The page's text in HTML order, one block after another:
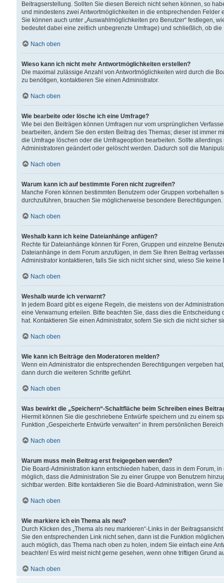
Beitragserstellung. Sollten Sie diesen Bereich nicht sehen können, so
und mindestens zwei Antwortmöglichkeiten in die entsprechenden
Sie können auch unter „Auswahlmöglichkeiten pro Benutzer“ festlegen,
bedeutet dabei eine zeitlich unbegrenzte Umfrage) und schließlich, ob
Nach oben
Wieso kann ich nicht mehr Antwortmöglichkeiten erstellen?
Die maximal zulässige Anzahl von Antwortmöglichkeiten wird durch die
zu benötigen, kontaktieren Sie einen Administrator.
Nach oben
Wie bearbeite oder lösche ich eine Umfrage?
Wie bei den Beiträgen können Umfragen nur vom ursprünglichen
bearbeiten, ändern Sie den ersten Beitrag des Themas; dieser ist immer
die Umfrage löschen oder die Umfrageoption bearbeiten. Sollte
Administratoren geändert oder gelöscht werden. Dadurch soll die
Nach oben
Warum kann ich auf bestimmte Foren nicht zugreifen?
Manche Foren können bestimmten Benutzern oder Gruppen
durchzuführen, brauchen Sie möglicherweise besondere
Nach oben
Weshalb kann ich keine Dateianhänge anfügen?
Rechte für Dateianhänge können für Foren, Gruppen und einzelne
Dateianhänge in dem Forum anzufügen, in dem Sie Ihren Beitrag
Administrator kontaktieren, falls Sie sich nicht sicher sind, wieso Sie
Nach oben
Weshalb wurde ich verwarnt?
In jedem Board gibt es eigene Regeln, die meistens von der
eine Verwarnung erteilen. Bitte beachten Sie, dass dies die
hat. Kontaktieren Sie einen Administrator, sofern Sie sich die nicht sicher
Nach oben
Wie kann ich Beiträge den Moderatoren melden?
Wenn ein Administrator die entsprechenden Berechtigungen vergeben
dann durch die weiteren Schritte geführt.
Nach oben
Was bewirkt die „Speichern“-Schaltfläche beim Schreiben eines
Hiermit können Sie die geschriebene Entwürfe speichern und zu einem
Funktion „Gespeicherte Entwürfe verwalten“ in Ihrem persönlichen
Nach oben
Warum muss mein Beitrag erst freigegeben werden?
Die Board-Administration kann entschieden haben, dass in dem Forum,
möglich, dass die Administration Sie zu einer Gruppe von Benutzern
sichtbar werden. Bitte kontaktieren Sie die Board-Administration, wenn
Nach oben
Wie markiere ich ein Thema als neu?
Durch Klicken des „Thema als neu markieren“-Links in der
Sie den entsprechenden Link nicht sehen, dann ist die Funktion
auch möglich, das Thema nach oben zu holen, indem Sie einfach eine
beachten! Es wird meist nicht gerne gesehen, wenn ohne triftigen Grund
Nach oben